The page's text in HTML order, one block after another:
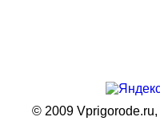
© 2009 Vprigorode.ru,